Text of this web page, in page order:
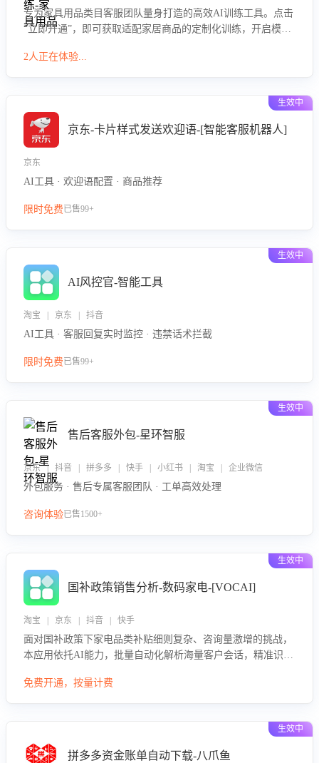
专为家具用品类目客服团队量身打造的高效AI训练工具。点击
“立即开通”，即可获取适配家居商品的定制化训练，开启模拟
参数咨询等高频场景下的专业应对能力。
2人正在体验...
生效中
京东-卡片样式发送欢迎语-[智能客服机器人]
京东
AI工具 · 欢迎语配置 · 商品推荐
限时免费已售99+
生效中
AI风控官-智能工具
淘宝 | 京东 | 抖音
AI工具 · 客服回复实时监控 · 违禁话术拦截
限时免费已售99+
生效中
售后客服外包-星环智服
京东 | 抖音 | 拼多多 | 快手 | 小红书 | 淘宝 | 企业微信
外包服务 · 售后专属客服团队 · 工单高效处理
咨询体验已售1500+
生效中
国补政策销售分析-数码家电-[VOCAI]
淘宝 | 京东 | 抖音 | 快手
面对国补政策下家电品类补贴细则复杂、咨询量激增的挑战，
本应用依托AI能力，批量自动化解析海量客户会话，精准识别
向，深度洞察决策动因。同时全面评估客服团队政策解读准确
免费开通，按量计费
生效中
拼多多资金账单自动下载-八爪鱼